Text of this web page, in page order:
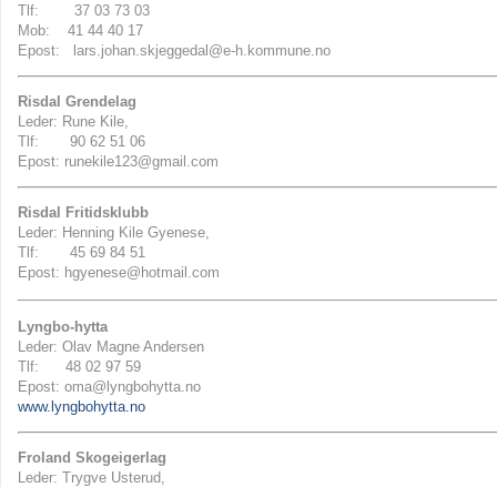
Tlf: 37 03 73 03
Mob: 41 44 40 17
Epost: lars.johan.skjeggedal@e-h.kommune.no
Risdal Grendelag
Leder: Rune Kile,
Tlf: 90 62 51 06
Epost: runekile123@gmail.com
Risdal Fritidsklubb
Leder: Henning Kile Gyenese,
Tlf: 45 69 84 51
Epost: hgyenese@hotmail.com
Lyngbo-hytta
Leder: Olav Magne Andersen
Tlf: 48 02 97 59
Epost: oma@lyngbohytta.no
www.lyngbohytta.no
Froland Skogeigerlag
Leder: Trygve Usterud,